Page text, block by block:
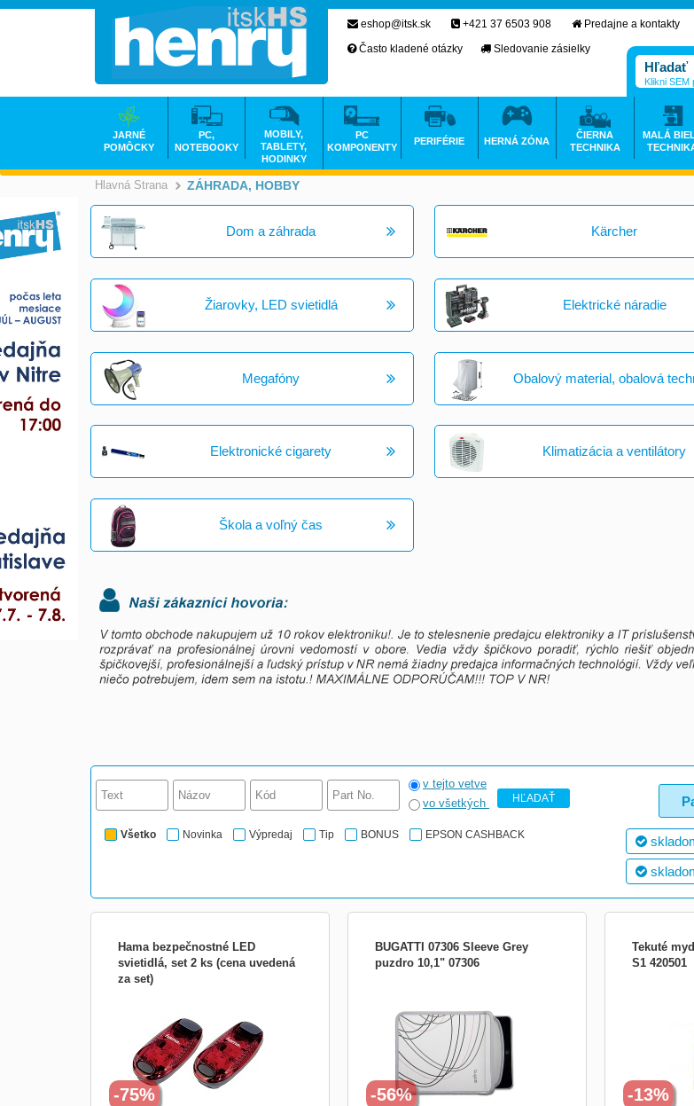
Hlavná Strana >
ZÁHRADA, HOBBY
Dom a záhrada Kärcher
Žiarovky, LED svietidlá Elektrické náradie
Megafóny Obalový material, obalová
Elektronické cigarety Klimatizácia a ventilátory
Škola a voľný čas
v tejto vetve
vo všetkých
HĽADAŤ
Všetko Novinka Výpredaj Tip BONUS EPSON CASHBACK
Hama bezpečnostné LED
svietidlá, set 2 ks (cena uvedená
za set)
-75%
BUGATTI 07306 Sleeve Grey
puzdro 10,1" 07306
hodin a je 25x delší než u klasických
žárovek. LED žárovky generují malé
množství tepla, mohou být používány jak
uvnitř, tak i venku. Počet diod: 30 Příkon:
1.3W Patice: E...
-56%
Tekuté
S1 420501
toalety a
užívání.
zaručeně
dobrou
spotřebě.
-13%
eshop@itsk.sk +421 37 6503 908
Predajne a kontakty
Často kladené otázky
Sledovanie zásielky
Klikni SEM
JARNÉ
POMÔCKY
PC,
NOTEBOOKY
MOBILY,
TABLETY,
HODINKY
PC
KOMPONENTY
PERIFÉRIE HERNÁ ZÓNA
ČIERNA
TECHNIKA
MALÁ